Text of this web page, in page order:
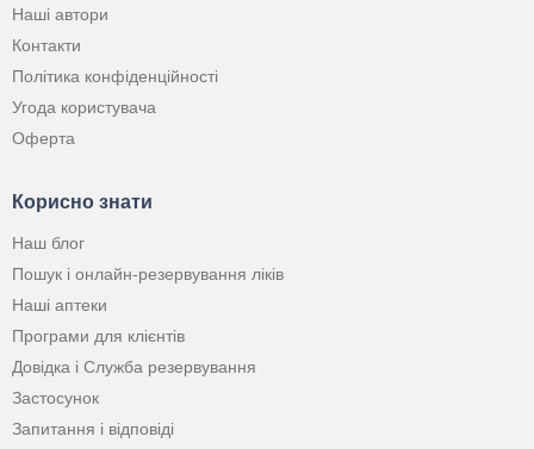
Наші автори
Контакти
Політика конфіденційності
Угода користувача
Оферта
Корисно знати
Наш блог
Пошук і онлайн-резервування ліків
Наші аптеки
Програми для клієнтів
Довідка і Служба резервування
Застосунок
Запитання і відповіді